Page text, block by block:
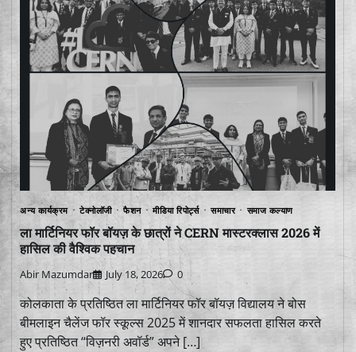
अन्य कार्यक्रम टेक्नोलॉजी फैशन मीडिया रिपोर्ट्स समाचार समाज कल्याण
ला मार्टिनियर फॉर बॉयज़ के छात्रों ने CERN मास्टरक्लास 2026 में
हासिल की वैश्विक पहचान
Abir Mazumdar July 18, 2026 0
कोलकाता के प्रतिष्ठित ला मार्टिनियर फॉर बॉयज़ विद्यालय ने बोस
बीमलाइन चैलेंज फॉर स्कूल्स 2025 में शानदार सफलता हासिल करते
हुए प्रतिष्ठित “विज़नरी अवॉर्ड” अपने […]